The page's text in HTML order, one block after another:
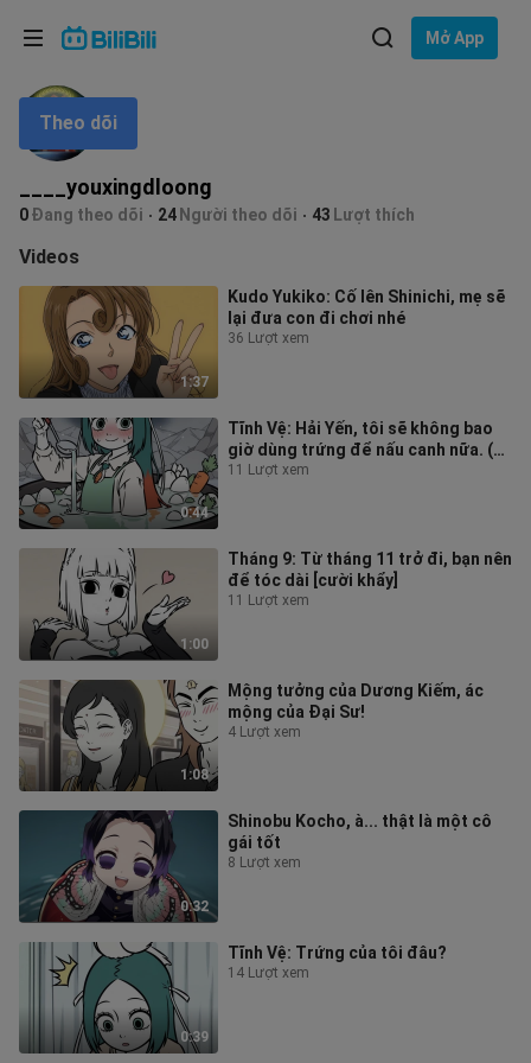
Mở App
____youxingdloong
0Đang theo dõi 24 Người theo dõi 43 Lượt thích
Theo dõi
Videos
1:37
Kudo Yukiko: Cố lên Shinichi, mẹ sẽ
lại đưa con đi chơi nhé
36 Lượt xem
0:44
Tĩnh Vệ: Hải Yến, tôi sẽ không bao
giờ dùng trứng để nấu canh nữa. (T
o T) Hẹn gặp lại sớm nhé.
11 Lượt xem
1:00
Tháng 9: Từ tháng 11 trở đi, bạn nên
để tóc dài [cười khẩy]
11 Lượt xem
1:08
Mộng tưởng của Dương Kiếm, ác
mộng của Đại Sư!
4 Lượt xem
0:32
Shinobu Kocho, à... thật là một cô
gái tốt
8 Lượt xem
0:39
Tĩnh Vệ: Trứng của tôi đâu?
14 Lượt xem
Ngôn ngữ: Tiếng Việt
Lựa chọn ngôn ngữ
English
ภาษาไทย
Tiếng Việt
Bahasa Melayu